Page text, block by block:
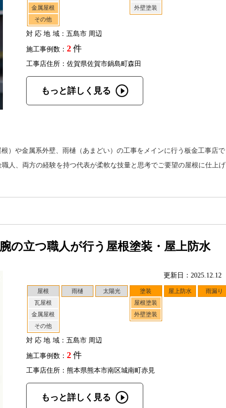
金属屋根
その他
外壁塗装
対応地域：五島市 周辺
施工事例数： 2 件
工事店住所：佐賀県佐賀市鍋島町森田
もっと詳しく見る
）や金属系外壁、雨樋（あまどい）の工事をメインに行う板金工事店で
人、両方の経験を持つ代表が柔軟な技量と思考でご要望の屋根に仕上げ
の立つ職人が行う屋根塗装・屋上防水
更新日：2025.12.12
屋根
瓦屋根
金属屋根
その他
雨樋 太陽光
塗装
屋根塗装
外壁塗装
屋上防水 雨漏り
対応地域：五島市 周辺
施工事例数： 2 件
工事店住所：熊本県熊本市南区城南町赤見
もっと詳しく見る